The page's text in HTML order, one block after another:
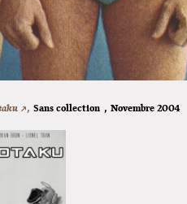
↗, Sans collection , Novembre 2004